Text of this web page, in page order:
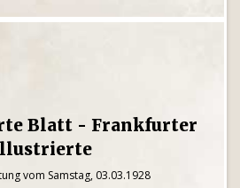
Blatt - Frankfurter
vom Samstag, 03.03.1928